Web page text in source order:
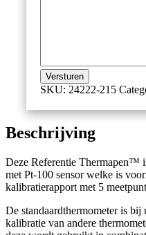
Versturen
SKU: 24222-215
Beschrijving
Deze Referentie Thermapen™
met Pt-100 sensor welke is
kalibratierapport met 5
De standaardthermometer is
kalibratie van andere